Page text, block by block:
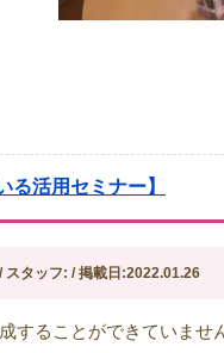
る活用セミナー】
スタッフ: / 掲載日:2022.01.26
することができていませ